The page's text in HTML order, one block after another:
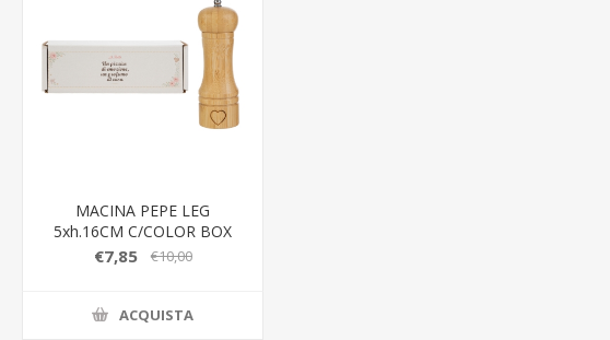
MACINA PEPE LEG
5xh.16CM C/COLOR BOX
€7,85 €10,00
ACQUISTA